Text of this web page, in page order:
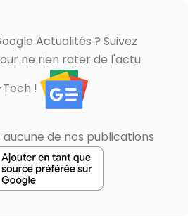
Actualités ? Suivez
ne rien rater de l'actu
!
aucune de nos publications